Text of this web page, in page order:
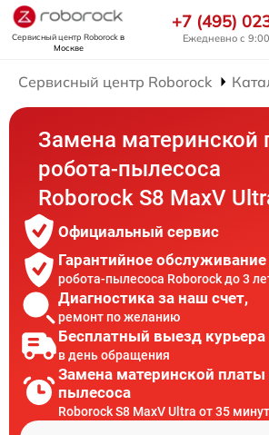
Сервисный центр Roborockв
Москве
+7 (495)
Ежедневно с
Сервисный центр Roborock
Замена материнской
робота-пылесоса
Roborock S8 MaxV
Официальный сервис
Гарантийное обслуживание
робота-пылесоса Roborock до 3
Диагностика за наш счет,
ремонт по желанию
Бесплатный выезд курьера
в день обращения
Замена материнской платы
пылесоса
Roborock S8 MaxV Ultra от 35 минут